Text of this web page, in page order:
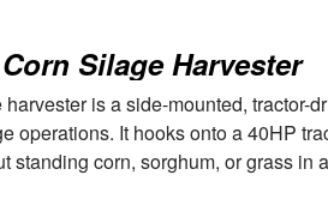
Silage Harvester
is a side-mounted, tractor-
operations. It hooks onto a 40HP
standing corn, sorghum, or grass in